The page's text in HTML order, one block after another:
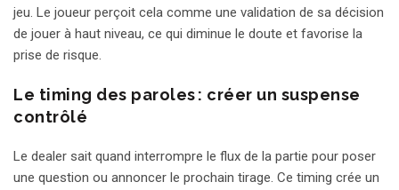
jeu. Le joueur perçoit cela comme une validation de sa décision
de jouer à haut niveau, ce qui diminue le doute et favorise la
prise de risque.
Le timing des paroles : créer un suspense
contrôlé
Le dealer sait quand interrompre le flux de la partie pour poser
une question ou annoncer le prochain tirage. Ce timing crée un